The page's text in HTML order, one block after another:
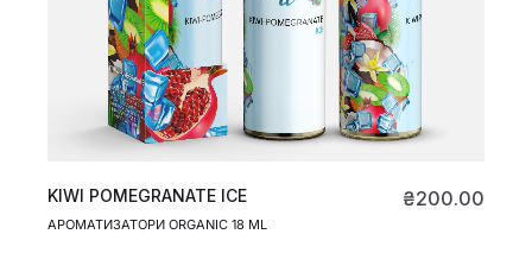
KIWI POMEGRANATE ICE
АРОМАТИЗАТОРИ ORGANIC 18 ML
₴200.00